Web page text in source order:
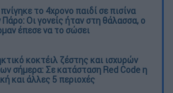
το 4χρονο παιδί σε πισίνα
Πάρο: Οι γονείς ήταν στη θάλασσα, ο
έπεσε να το σώσει
κοκτέιλ ζέστης και ισχυρών
σήμερα: Σε κατάσταση Red Code η
και άλλες 5 περιοχές